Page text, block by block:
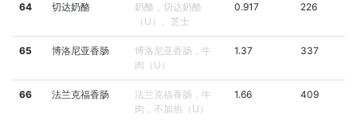
64 切达奶酪
奶酪，切达奶酪
（U）、芝士
0.917 226
65 博洛尼亚香肠
博洛尼亚香肠，牛
肉（U）
1.37 337
66 法兰克福香肠
法兰克福香肠，牛
肉，不加热（U）
1.66 409